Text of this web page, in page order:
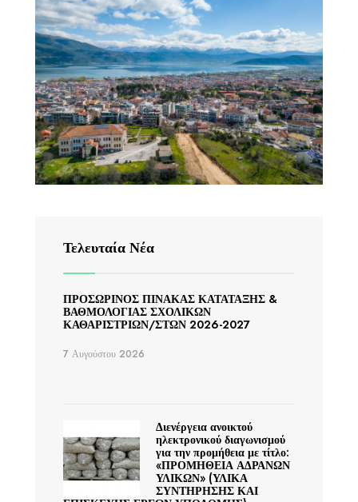
Τελευταία Νέα
ΠΡΟΣΩΡΙΝΟΣ ΠΙΝΑΚΑΣ ΚΑΤΑΤΑΞΗΣ &
ΒΑΘΜΟΛΟΓΙΑΣ ΣΧΟΛΙΚΩΝ
ΚΑΘΑΡΙΣΤΡΙΩΝ/ΣΤΩΝ 2026-2027
7 Αυγούστου 2026
Διενέργεια ανοικτού
ηλεκτρονικού διαγωνισμού
για την προμήθεια με τίτλο:
«ΠΡΟΜΗΘΕΙΑ ΑΔΡΑΝΩΝ
ΥΛΙΚΩΝ» (ΥΛΙΚΑ
ΣΥΝΤΗΡΗΣΗΣ ΚΑΙ